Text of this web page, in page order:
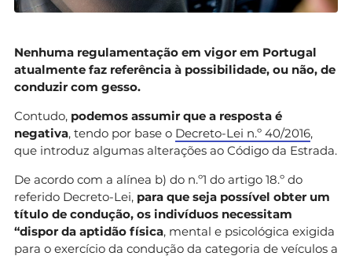
Nenhuma regulamentação em vigor em Portugal
atualmente faz referência à possibilidade, ou não, de
conduzir com gesso.
Contudo, podemos assumir que a resposta é
negativa, tendo por base o Decreto-Lei n.º 40/2016,
que introduz algumas alterações ao Código da Estrada.
De acordo com a alínea b) do n.º1 do artigo 18.º do
referido Decreto-Lei, para que seja possível obter um
título de condução, os indivíduos necessitam
“dispor da aptidão física, mental e psicológica exigida
para o exercício da condução da categoria de veículos a